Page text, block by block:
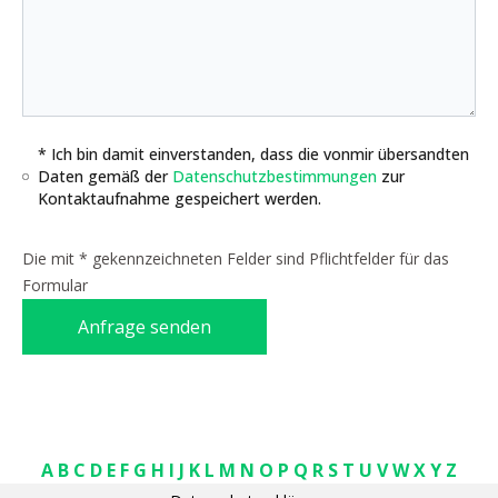
* Ich bin damit einverstanden, dass die vonmir übersandten
Daten gemäß der Datenschutzbestimmungen zur
Kontaktaufnahme gespeichert werden.
Die mit * gekennzeichneten Felder sind Pflichtfelder für das
Formular
Anfrage senden
A B C D E F G H I J K L M N O P Q R S T U VWXY Z